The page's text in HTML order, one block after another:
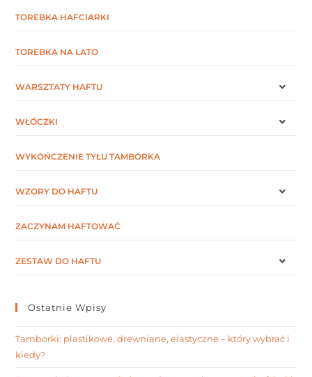
TOREBKA HAFCIARKI
TOREBKA NA LATO
WARSZTATY HAFTU
WŁÓCZKI
WYKOŃCZENIE TYŁU TAMBORKA
WZORY DO HAFTU
ZACZYNAM HAFTOWAĆ
ZESTAW DO HAFTU
Ostatnie Wpisy
Tamborki: plastikowe, drewniane, elastyczne – który wybrać i
kiedy?